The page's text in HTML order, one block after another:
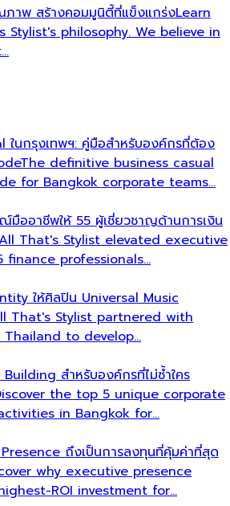
นแฟชั่น สู่การสร้างคอมมูนิตี้สไตล์The
"Mind" Phetpirun, founder of All